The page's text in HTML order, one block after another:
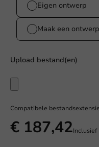
Eigen ontwerp
Maak een
Upload bestand(en)
Compatibele
€ 187,42Inclusief